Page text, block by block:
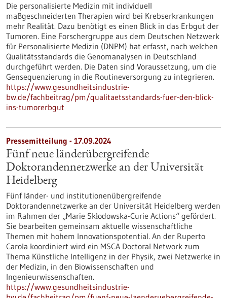
Die personalisierte Medizin mit individuell
maßgeschneiderten Therapien wird bei Krebserkrankungen
mehr Realität. Dazu benötigt es einen Blick in das Erbgut der
Tumoren. Eine Forschergruppe aus dem Deutschen Netzwerk
für Personalisierte Medizin (DNPM) hat erfasst, nach welchen
Qualitätsstandards die Genomanalysen in Deutschland
durchgeführt werden. Die Daten sind Voraussetzung, um die
Gensequenzierung in die Routineversorgung zu integrieren.
https://www.gesundheitsindustrie-
bw.de/fachbeitrag/pm/qualitaetsstandards-fuer-den-blick-
ins-tumorerbgut
Pressemitteilung - 17.09.2024
Fünf neue länderübergreifende
Doktorandennetzwerke an der Universität
Heidelberg
Fünf länder- und institutionenübergreifende
Doktorandennetzwerke an der Universität Heidelberg werden
im Rahmen der „Marie Skłodowska-Curie Actions“ gefördert.
Sie bearbeiten gemeinsam aktuelle wissenschaftliche
Themen mit hohem Innovationspotential. An der Ruperto
Carola koordiniert wird ein MSCA Doctoral Network zum
Thema Künstliche Intelligenz in der Physik, zwei Netzwerke in
der Medizin, in den Biowissenschaften und
Ingenieurwissenschaften.
https://www.gesundheitsindustrie-